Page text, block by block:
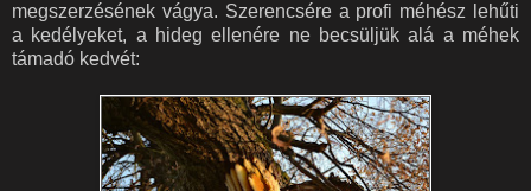
megszerzésének vágya. Szerencsére a profi méhész lehűti
a kedélyeket, a hideg ellenére ne becsüljük alá a méhek
támadó kedvét: